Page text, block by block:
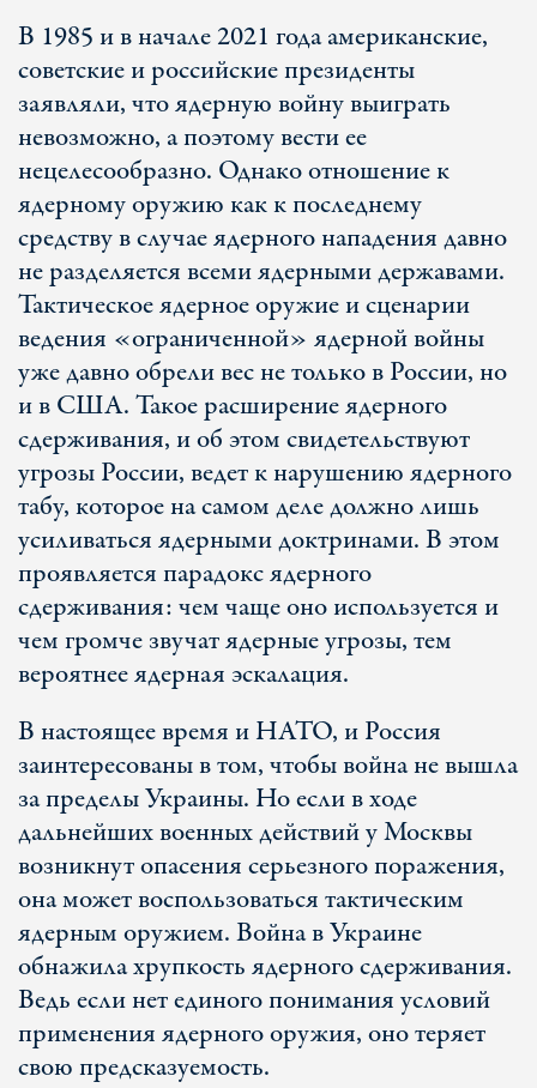
В 1985 и в начале 2021 года американские,
советские и российские президенты
заявляли, что ядерную войну выиграть
невозможно, а поэтому вести ее
нецелесообразно. Однако отношение к
ядерному оружию как к последнему
средству в случае ядерного нападения давно
не разделяется всеми ядерными державами.
Тактическое ядерное оружие и сценарии
ведения «ограниченной» ядерной войны
уже давно обрели вес не только в России, но
и в США. Такое расширение ядерного
сдерживания, и об этом свидетельствуют
угрозы России, ведет к нарушению ядерного
табу, которое на самом деле должно лишь
усиливаться ядерными доктринами. В этом
проявляется парадокс ядерного
сдерживания: чем чаще оно используется и
чем громче звучат ядерные угрозы, тем
вероятнее ядерная эскалация.
В настоящее время и НАТО, и Россия
заинтересованы в том, чтобы война не вышла
за пределы Украины. Но если в ходе
дальнейших военных действий у Москвы
возникнут опасения серьезного поражения,
она может воспользоваться тактическим
ядерным оружием. Война в Украине
обнажила хрупкость ядерного сдерживания.
Ведь если нет единого понимания условий
применения ядерного оружия, оно теряет
свою предсказуемость.